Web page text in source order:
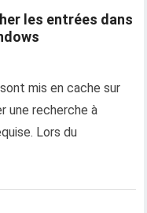
les entrées dans
mis en cache sur
une recherche à
Lors du